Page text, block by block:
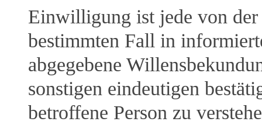
Einwilligung ist jede von
bestimmten Fall in
abgegebene
sonstigen eindeutigen
betroffene Person zu